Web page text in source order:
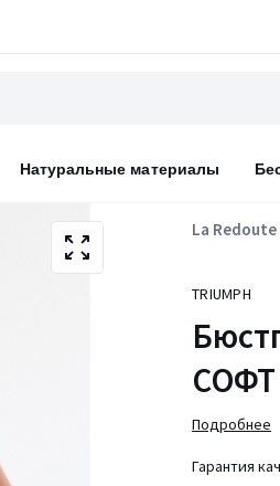
Натуральные материалы
La Redoute
TRIUMPH
СОФТ
Подробнее
Гарантия